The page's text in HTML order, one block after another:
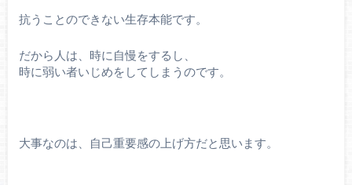
抗うことのできない生存本能です。
だから人は、時に自慢をするし、
時に弱い者いじめをしてしまうのです。
大事なのは、自己重要感の上げ方だと思います。